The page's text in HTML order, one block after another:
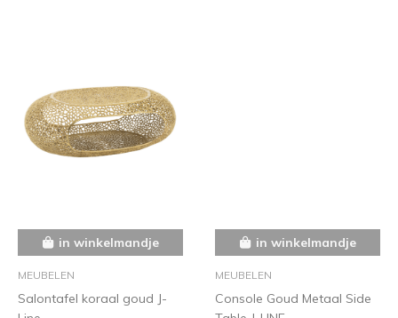
in winkelmandje
MEUBELEN
Salontafel koraal goud J-
in winkelmandje
MEUBELEN
Console Goud Metaal Side